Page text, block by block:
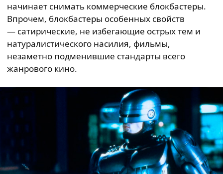
начинает снимать коммерческие блокбастеры.
Впрочем, блокбастеры особенных свойств
— сатирические, не избегающие острых тем и
натуралистического насилия, фильмы,
незаметно подменившие стандарты всего
жанрового кино.